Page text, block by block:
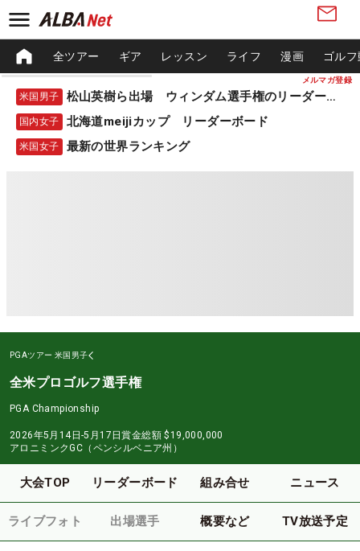
メルマガ登録
全ツアー ギア レッスン ライフ 漫画 ゴル
米国男子 松山英樹ら出場 ウィンダム選手権のリーダーボード
国内女子 北海道meijiカップ リーダーボード
米国女子 最新の世界ランキング
PGAツアー 米国男子
全米プロゴルフ選手権
PGA Championship
2026年5月14日-5月17日賞金総額 $19,000,000
アロニミンクGC（ペンシルベニア州）
大会TOP リーダーボード 組み合せ ニュース
ライブフォト 出場選手 概要など TV放送予定